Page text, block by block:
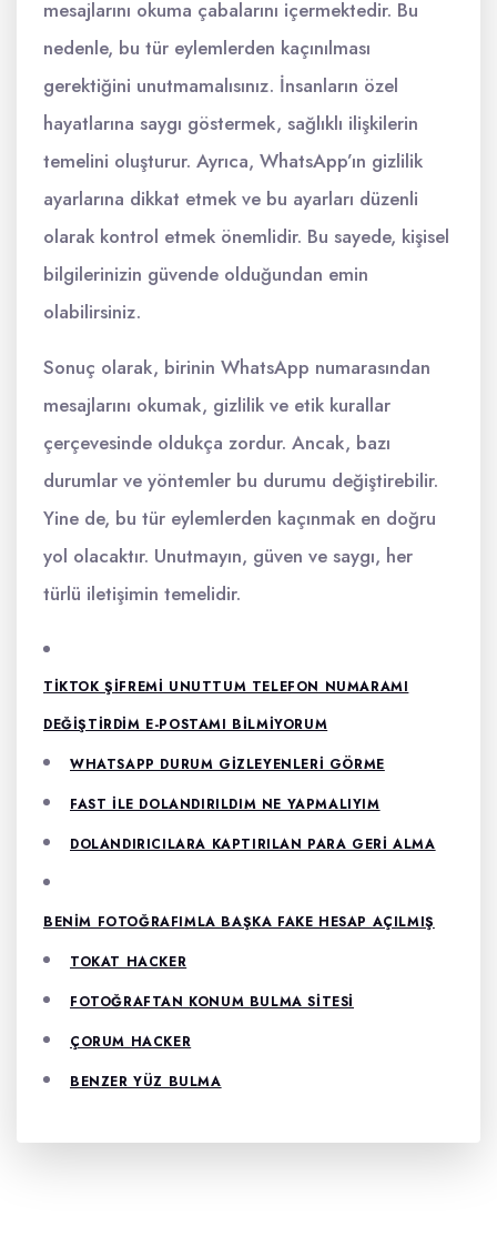
mesajlarını okuma çabalarını içermektedir. Bu
nedenle, bu tür eylemlerden kaçınılması
gerektiğini unutmamalısınız. İnsanların özel
hayatlarına saygı göstermek, sağlıklı ilişkilerin
temelini oluşturur. Ayrıca, WhatsApp’ın gizlilik
ayarlarına dikkat etmek ve bu ayarları düzenli
olarak kontrol etmek önemlidir. Bu sayede, kişisel
bilgilerinizin güvende olduğundan emin
olabilirsiniz.
Sonuç olarak, birinin WhatsApp numarasından
mesajlarını okumak, gizlilik ve etik kurallar
çerçevesinde oldukça zordur. Ancak, bazı
durumlar ve yöntemler bu durumu değiştirebilir.
Yine de, bu tür eylemlerden kaçınmak en doğru
yol olacaktır. Unutmayın, güven ve saygı, her
türlü iletişimin temelidir.
TIKTOK ŞIFREMI UNUTTUM TELEFON NUMARAMI
DEĞIŞTIRDIM E-POSTAMI BILMIYORUM
WHATSAPP DURUM GIZLEYENLERI GÖRME
FAST ILE DOLANDIRILDIM NE YAPMALIYIM
DOLANDIRICILARA KAPTIRILAN PARA GERI ALMA
BENIM FOTOĞRAFIMLA BAŞKA FAKE HESAP AÇILMIŞ
TOKAT HACKER
FOTOĞRAFTAN KONUM BULMA SITESI
ÇORUM HACKER
BENZER YÜZ BULMA